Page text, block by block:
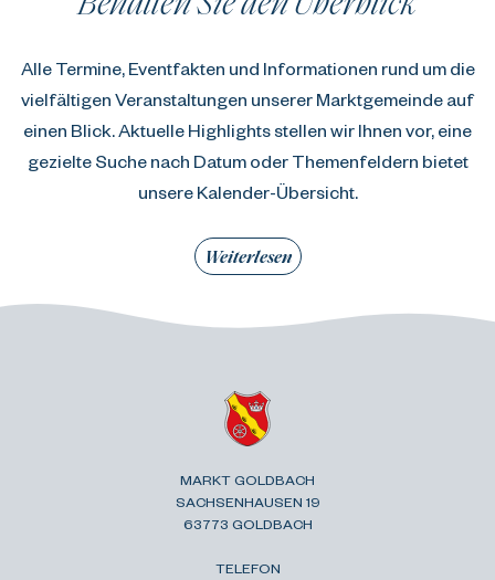
Alle Termine, Eventfakten und Informationen rund um die
vielfältigen Veranstaltungen unserer Marktgemeinde auf
einen Blick. Aktuelle Highlights stellen wir Ihnen vor, eine
gezielte Suche nach Datum oder Themenfeldern bietet
unsere Kalender-Übersicht.
Weiterlesen
MARKT GOLDBACH
SACHSENHAUSEN 19
63773 GOLDBACH
TELEFON